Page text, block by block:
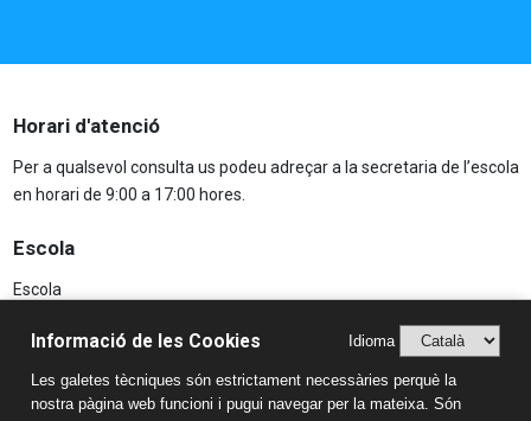
Horari d'atenció
Per a qualsevol consulta us podeu adreçar a la secretaria de l’escola
en horari de 9:00 a 17:00 hores.
Escola
Escola
AFA
Aspectes Legals
Informació de les Cookies Idioma
Les galetes tècniques són estrictament necessàries perquè la
nostra pàgina web funcioni i pugui navegar per la mateixa. Són